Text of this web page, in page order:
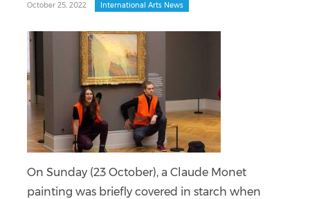
October 25, 2022 International Arts News
On Sunday (23 October), a Claude Monet
painting was briefly covered in starch when